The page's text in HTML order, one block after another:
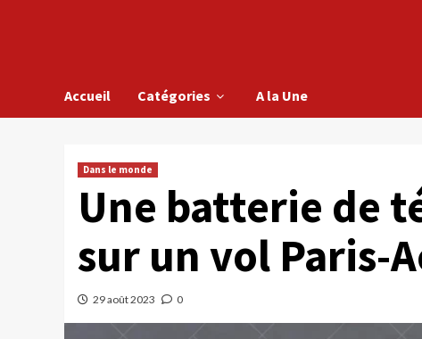
Accueil Catégories A la Une
Dans le monde
Une batterie de
sur un vol Paris-
29 août 2023 0